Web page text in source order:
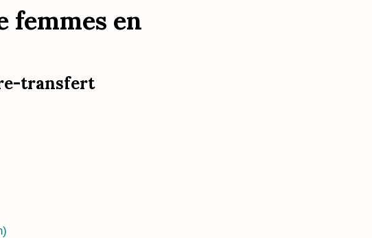
femmes en
transfert